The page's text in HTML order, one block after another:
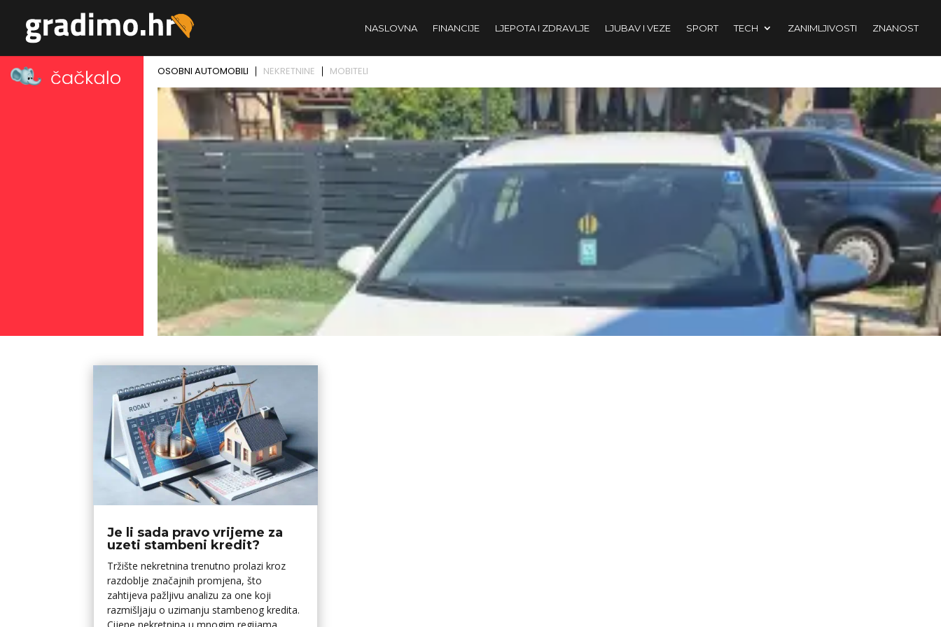
NASLOVNA FINANCIJE LJEPOTA I ZDRAVLJE LJUBAV I VEZE SPORT TECH ZANIMLJIVOSTI ZNANOST
Je li sada pravo vrijeme za
uzeti stambeni kredit?
Tržište nekretnina trenutno prolazi kroz
razdoblje značajnih promjena, što
zahtijeva pažljivu analizu za one koji
razmišljaju o uzimanju stambenog kredita.